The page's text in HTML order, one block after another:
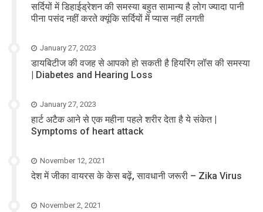
सर्दियों में डिहाईड्रेशन की समस्या बहुत सामान्य है लोग ज्यादा पानी
पीना पसंद नहीं करते क्यूंकि सर्दियों में प्यास नहीं लगती
January 27, 2023
डायबिटीज की वजह से आपको हो सकती है हियरिंग लॉस की समस्या
| Diabetes and Hearing Loss
January 27, 2023
हार्ट अटैक आने से एक महीना पहले शरीर देता है ये संकेत |
Symptoms of heart attack
November 12, 2021
देश में जीका वायरस के केस बढ़ें, सावधानी जरूरी – Zika Virus
November 2, 2021